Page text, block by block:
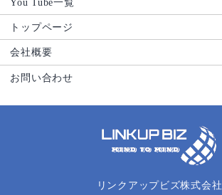
トップページ
会社概要
お問い合わせ
リンクアップビズ株式会社